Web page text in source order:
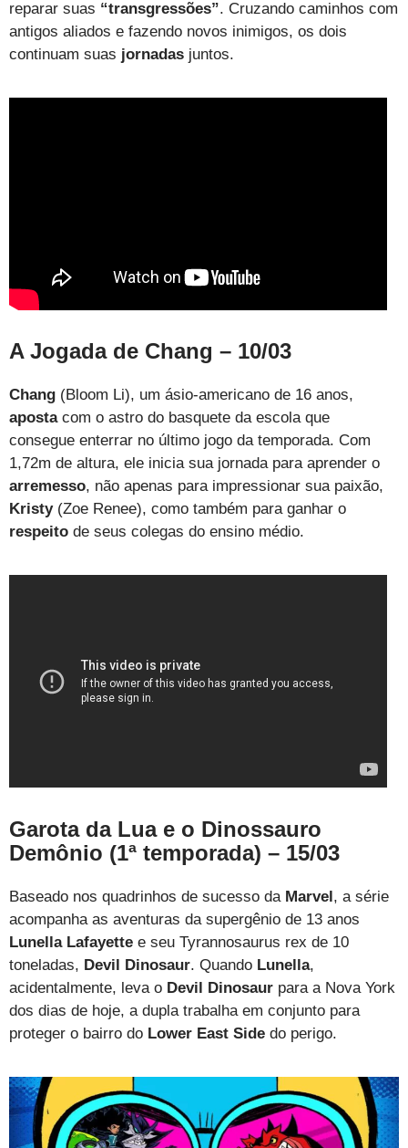
reparar suas “transgressões”. Cruzando caminhos com
antigos aliados e fazendo novos inimigos, os dois
continuam suas jornadas juntos.
A Jogada de Chang – 10/03
Chang (Bloom Li), um ásio-americano de 16 anos,
apostacom o astro do basquete da escola que
consegue enterrar no último jogo da temporada. Com
1,72m de altura, ele inicia sua jornada para aprender o
arremesso, não apenas para impressionar sua paixão,
Kristy(Zoe Renee), como também para ganhar o
respeito de seus colegas do ensino médio.
Garota da Lua e o Dinossauro
Demônio (1ª temporada) – 15/03
Baseado nos quadrinhos de sucesso da Marvel , a série
acompanha as aventuras da supergênio de 13 anos
Lunella Lafayette e seu Tyrannosaurus rex de 10
toneladas, Devil Dinosaur. Quando Lunella,
acidentalmente, leva o Devil Dinosaur para a Nova York
dos dias de hoje, a dupla trabalha em conjunto para
proteger o bairro do Lower East Side do perigo.